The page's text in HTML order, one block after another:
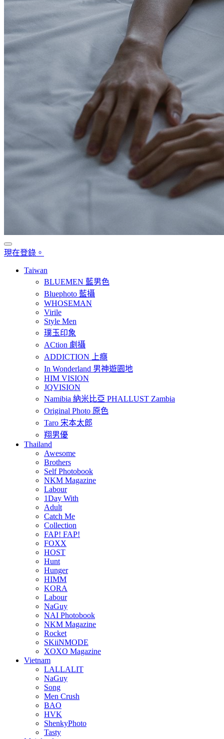
現在登錄。
Taiwan
BLUEMEN 藍男色
Bluephoto 藍攝
WHOSEMAN
Virile
Style Men
璞玉印象
ACtion 劇攝
ADDICTION 上癮
In Wonderland 男神遊園地
HIM VISION
JQVISION
Namibia 納米比亞 PHALLUST Zambia
Original Photo 原色
Taro 宋本太郎
翔男優
Thailand
Awesome
Brothers
Self Photobook
NKM Magazine
Labour
1Day With
Adult
Catch Me
Collection
FAP! FAP!
FOXX
HOST
Hunt
Hunger
HIMM
KORA
Labour
NaGuy
NAI Photobook
NKM Magazine
Rocket
SKiiNMODE
XOXO Magazine
Vietnam
LALLALIT
NaGuy
Song
Men Crush
BAO
HVK
ShenkyPhoto
Tasty